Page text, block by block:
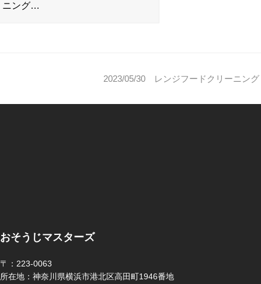
ニング…
2023/05/30 レンジフードクリーニン
おそうじマスターズ
〒：223-0063
所在地：神奈川県横浜市港北区高田町1946番地